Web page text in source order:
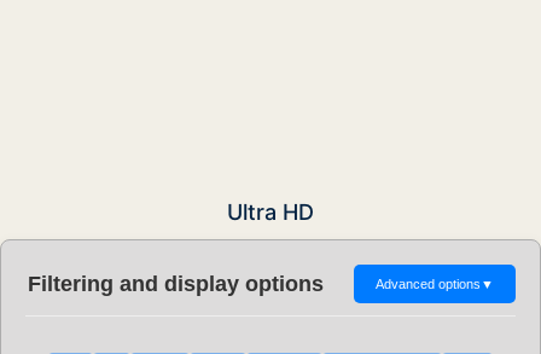
Ultra HD
Filtering and display options Advanced options ▼